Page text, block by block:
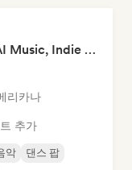
Pop Machine Mode 🤖 AI Music, Indie Pop & Dream Pop
리카나
추가
악 댄스 팝